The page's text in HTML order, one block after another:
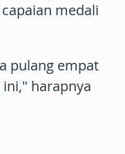
medali
pulang empat
harapnya